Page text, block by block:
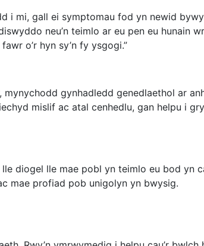
i mi, gall ei symptomau fod yn newid
neu’n teimlo ar eu pen eu hunain
o’r hyn sy’n fy ysgogi.”
gynhadledd genedlaethol ar
mislif ac atal cenhedlu, gan helpu i
diogel lle mae pobl yn teimlo eu bod yn
mae profiad pob unigolyn yn bwysig.